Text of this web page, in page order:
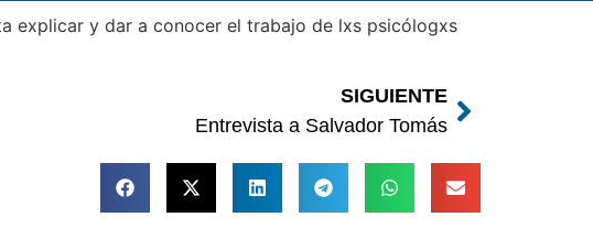
explicar y dar a conocer el trabajo de lxs psicólogxs
SIGUIENTE
Entrevista a Salvador Tomás